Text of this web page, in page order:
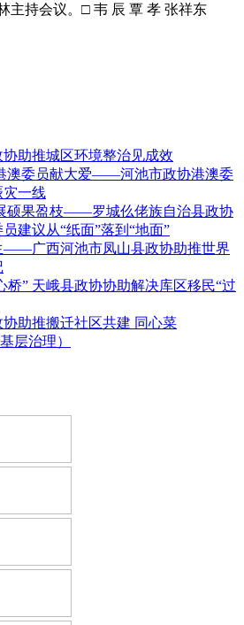
持会议。□ 韦 辰 覃 孝 张祥东
助推城区环境整治见成效
澳委员献大爱——河池市政协港澳委
灾一线
硕果盈枝——罗城仫佬族自治县政协
建议从“纸面”落到“地面”
——广西河池市凤山县政协助推世界
桥” 天峨县政协协助解决库区移民“过
助推搬迁社区共建 同心菜
层治理）